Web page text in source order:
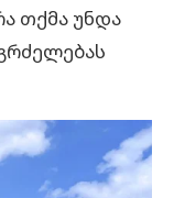
თქმა უნდა